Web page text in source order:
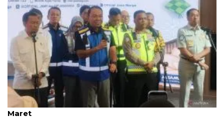
Puncak arus balik Lebaran diprediksi pada 24
Maret